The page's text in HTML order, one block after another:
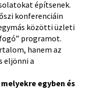
építsenek.
konferenciáin
közötti üzleti
programot.
hanem az
eljönni a
egyben és